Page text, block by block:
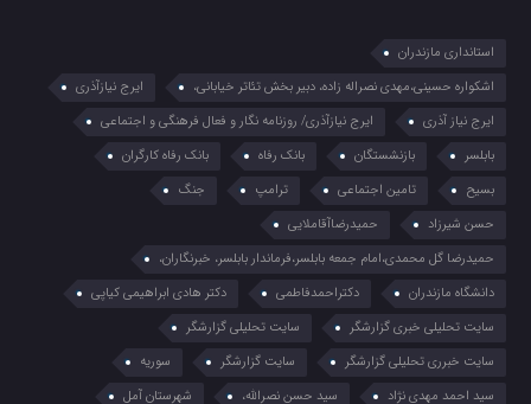
استانداری مازندران
اشکواره حسینی،مهدی نصراله زاده، دبیر بخش تئاتر خیابانی،
ایرج نیازآذری
ایرج نیاز آذری
ایرج نیازآذری/ روزنامه نگار و فعال فرهنگی و اجتماعی
بابلسر
بازنشستگان بانک رفاه
بانک رفاه کارگران
بسیح
تامین اجتماعی ترامپ
جنگ
حسن شیرزاد
حمیدرضاآقاملایی
حمیدرضا گل محمدی،امام جمعه بابلسر،فرماندار بابلسر، خبرنگاران،
دانشگاه مازندران
دکتراحمدفاطمی
دکتر هادی ابراهیمی کیاپی
سایت تحلیلی خبری گزارشگر
سایت تحلیلی گزارشگر
سایت خبرری تحلیلی گزارشگر
سایت گزارشگر
سوریه
سید احمد مهدی نژاد
سید حسن نصرالله، شهرستان آمل